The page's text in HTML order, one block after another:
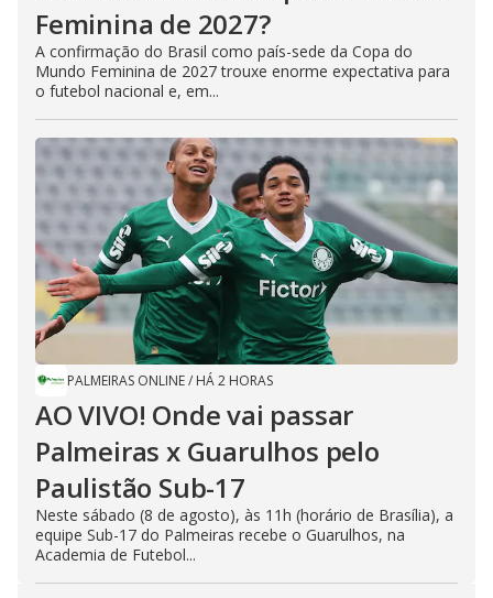
Feminina de 2027?
A confirmação do Brasil como país-sede da Copa do
Mundo Feminina de 2027 trouxe enorme expectativa para
o futebol nacional e, em...
PALMEIRAS ONLINE/ HÁ 2 HORAS
AO VIVO! Onde vai passar
Palmeiras x Guarulhos pelo
Paulistão Sub-17
Neste sábado (8 de agosto), às 11h (horário de Brasília), a
equipe Sub-17 do Palmeiras recebe o Guarulhos, na
Academia de Futebol...